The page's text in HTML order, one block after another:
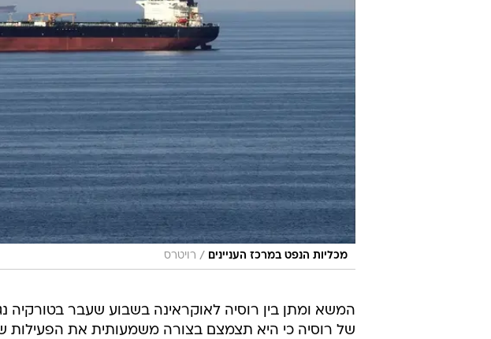
מכליות הנפט במרכז העניינים / רויטרס
המשא ומתן בין רוסיה לאוקראינה בשבוע שעבר בטורקיה
של רוסיה כי היא תצמצם בצורה משמעותית את הפעילות